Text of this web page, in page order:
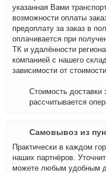
указанная Вами
возможности оплаты
предоплату за заказ в
оплачивается при
ТК и удалённости
компанией с нашего
зависимости от
Стоимость доставки
рассчитывается
Самовывоз из
Практически в каждом
наших партнёров.
можете любым удобным